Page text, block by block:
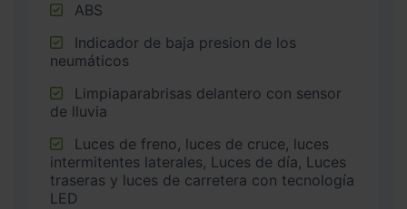
ABS
neumáticos
de lluvia
intermitentes laterales, Luces de día, Luces
traseras y luces de carretera con tecnología
LED